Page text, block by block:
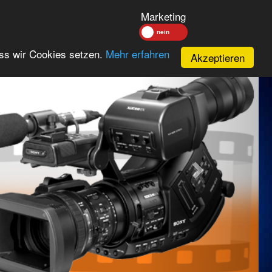
Marketing
wir Cookies setzen. Mehr erfahren Akzeptieren
Next